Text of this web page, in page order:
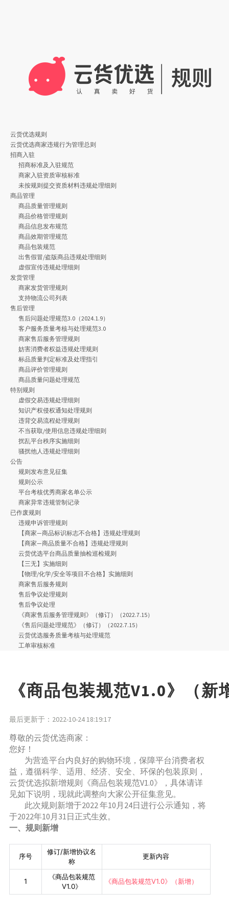
云货优选规则
云货优选商家违规行为管理总则
招商入驻
招商标准及入驻规范
商家入驻资质审核标准
未按规则提交资质材料违规处理细则
商品管理
商品质量管理规则
商品价格管理规则
商品信息发布规范
商品效期管理规范
商品包装规范
出售假冒/盗版商品违规处理细则
虚假宣传违规处理细则
发货管理
商家发货管理规则
支持物流公司列表
售后管理
售后问题处理规范3.0（2024.1.9）
客户服务质量考核与处理规范3.0
商家售后服务管理规则
妨害消费者权益违规处理规则
标品质量判定标准及处理指引
商品评价管理规则
商品质量问题处理规范
特别规则
虚假交易违规处理细则
知识产权侵权通知处理规则
违背交易流程处理规则
不当获取/使用信息违规处理细则
扰乱平台秩序实施细则
骚扰他人违规处理细则
公告
规则发布意见征集
规则公示
平台考核优秀商家名单公示
商家异常违规管制记录
已作废规则
违规申诉管理规则
【商家—商品标识标志不合格】违规处理规则
【商家—商品质量不合格】违规处理规则
云货优选平台商品质量抽检巡检规则
【三无】实施细则
【物理/化学/安全等项目不合格】实施细则
商家售后服务规则
售后争议处理规则
售后争议处理
《商家售后服务管理规则》（修订）（2022.7.15）
《售后问题处理规范》（修订）（2022.7.15）
云货优选服务质量考核与处理规范
工单审核标准
《商品包装规范V1.0》（
最后更新于：2022-10-24 18:19:17
尊敬的云货优选商家：
您好！
为营造平台内良好的购物环境，保障平台消费者权
益，遵循科学、适用、经济、安全、环保的包装原则，
云货优选拟新增规则《商品包装规范V1.0》，具体请详
见如下说明，现就此调整向大家公开征集意见。
此次规则新增于2022 年10月24日进行公示通知，将
于2022年10月31日正式生效。
一、规则新增
序号
修订/新增协议名
称
更新内容
1
《商品包装规范
V1.0》
《商品包装规范V1.0》（新增）